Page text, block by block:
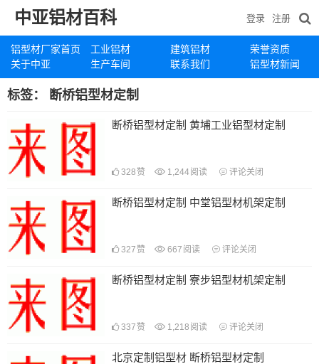
中亚铝材百科
铝型材厂家首页 工业铝材 建筑铝材
荣誉资质
关于中亚
生产车间 联系我们 铝型材新闻
登录 注册
标签： 断桥铝型材定制
断桥铝型材定制 黄埔工业铝型材定制
328 赞 1,244阅读 评论关闭
断桥铝型材定制 中堂铝型材机架定制
327 赞 667 阅读 评论关闭
断桥铝型材定制 寮步铝型材机架定制
337 赞 1,218 阅读 评论关闭
北京定制铝型材 断桥铝型材定制